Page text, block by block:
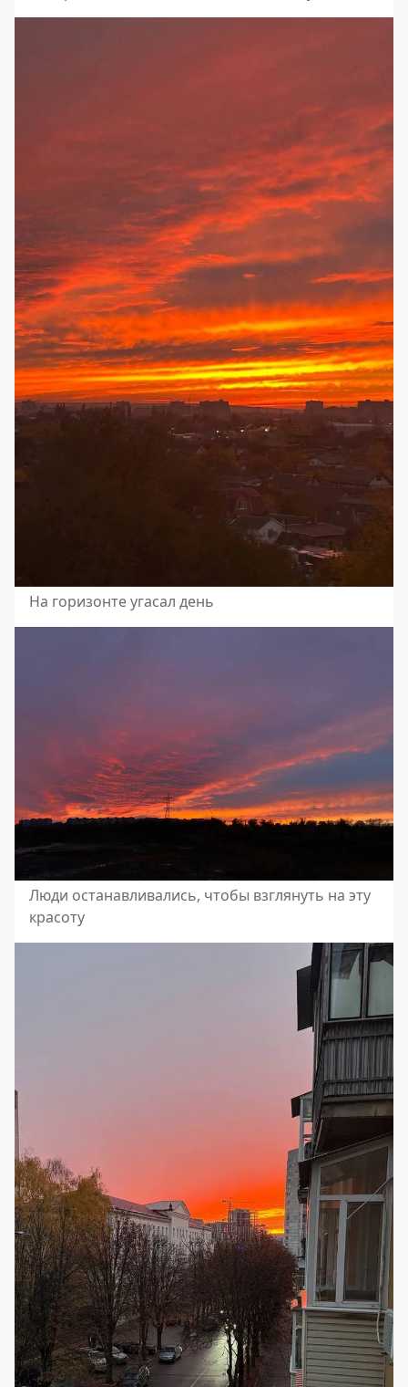
На горизонте угасал день
Люди останавливались, чтобы взглянуть на эту
красоту